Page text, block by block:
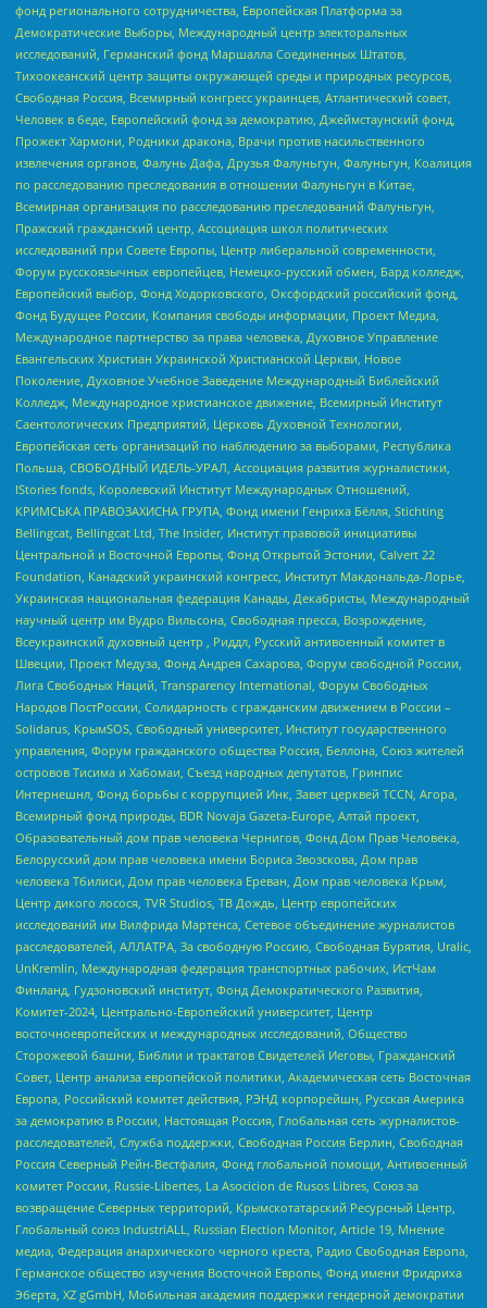
фонд регионального сотрудничества, Европейская Платформа за
Демократические Выборы, Международный центр электоральных
исследований, Германский фонд Маршалла Соединенных Штатов,
Тихоокеанский центр защиты окружающей среды и природных ресурсов,
Свободная Россия, Всемирный конгресс украинцев, Атлантический совет,
Человек в беде, Европейский фонд за демократию, Джеймстаунский фонд,
Прожект Хармони, Родники дракона, Врачи против насильственного
извлечения органов, Фалунь Дафа, Друзья Фалуньгун, Фалуньгун, Коалиция
по расследованию преследования в отношении Фалуньгун в Китае,
Всемирная организация по расследованию преследований Фалуньгун,
Пражский гражданский центр, Ассоциация школ политических
исследований при Совете Европы, Центр либеральной современности,
Форум русскоязычных европейцев, Немецко-русский обмен, Бард колледж,
Европейский выбор, Фонд Ходорковского, Оксфордский российский фонд,
Фонд Будущее России, Компания свободы информации, Проект Медиа,
Международное партнерство за права человека, Духовное Управление
Евангельских Христиан Украинской Христианской Церкви, Новое
Поколение, Духовное Учебное Заведение Международный Библейский
Колледж, Международное христианское движение, Всемирный Институт
Саентологических Предприятий, Церковь Духовной Технологии,
Европейская сеть организаций по наблюдению за выборами, Республика
Польша, СВОБОДНЫЙ ИДЕЛЬ-УРАЛ, Ассоциация развития журналистики,
IStories fonds, Королевский Институт Международных Отношений,
КРИМСЬКА ПРАВОЗАХИСНА ГРУПА, Фонд имени Генриха Бёлля, Stichting
Bellingcat, Bellingcat Ltd, The Insider, Институт правовой инициативы
Центральной и Восточной Европы, Фонд Открытой Эстонии, Calvert 22
Foundation, Канадский украинский конгресс, Институт Макдональда-Лорье,
Украинская национальная федерация Канады, Декабристы, Международный
научный центр им Вудро Вильсона, Свободная пресса, Возрождение,
Всеукраинский духовный центр , Риддл, Русский антивоенный комитет в
Швеции, Проект Медуза, Фонд Андрея Сахарова, Форум свободной России,
Лига Свободных Наций, Transparеncy International, Форум Свободных
Народов ПостРоссии, Солидарность с гражданским движением в России –
Solidarus, КрымSOS, Свободный университет, Институт государственного
управления, Форум гражданского общества Россия, Беллона, Союз жителей
островов Тисима и Хабомаи, Съезд народных депутатов, Гринпис
Интернешнл, Фонд борьбы с коррупцией Инк, Завет церквей TCCN, Агора,
Всемирный фонд природы, BDR Novaja Gazeta-Europe, Алтай проект,
Образовательный дом прав человека Чернигов, Фонд Дом Прав Человека,
Белорусский дом прав человека имени Бориса Звозскова, Дом прав
человека Тбилиси, Дом прав человека Ереван, Дом прав человека Крым,
Центр дикого лосося, TVR Studios, ТВ Дождь, Центр европейских
исследований им Вилфрида Мартенса, Сетевое объединение журналистов
расследователей, АЛЛАТРА, За свободную Россию, Свободная Бурятия, Uralic,
UnKremlin, Международная федерация транспортных рабочих, ИстЧам
Финланд, Гудзоновский институт, Фонд Демократического Развития,
Комитет-2024, Центрально-Европейский университет, Центр
восточноевропейских и международных исследований, Общество
Сторожевой башни, Библии и трактатов Свидетелей Иеговы, Гражданский
Совет, Центр анализа европейской политики, Академическая сеть Восточная
Европа, Российский комитет действия, РЭНД корпорейшн, Русская Америка
за демократию в России, Настоящая Россия, Глобальная сеть журналистов-
расследователей, Служба поддержки, Свободная Россия Берлин, Свободная
Россия Северный Рейн-Вестфалия, Фонд глобальной помощи, Антивоенный
комитет России, Russie-Libertes, La Asocicion de Rusos Libres, Союз за
возвращение Северных территорий, Крымскотатарский Ресурсный Центр,
Глобальный союз IndustriALL, Russian Election Monitor, Article 19, Мнение
медиа, Федерация анархического черного креста, Радио Свободная Европа,
Германское общество изучения Восточной Европы, Фонд имени Фридриха
Эберта, XZ gGmbH, Мобильная академия поддержки гендерной демократии